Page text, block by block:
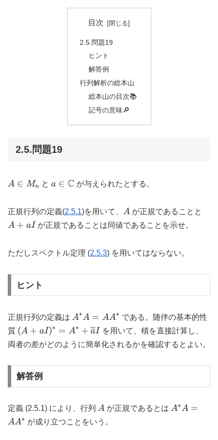
目次
2.5.問題19
ヒント
解答例
行列解析の総本山
総本山の目次📚
記号の意味🔎
2.5.問題19
A \in
A ∈ Mn と a \in
a ∈ C が与えられたとする。
正規行列の定義(2.5.1)を用いて、 A
A が正規であることと
A + aI が正規であることは同値であることを示せ。
ただしスペクトル定理 (2.5.3) を用いてはならない。
ヒント
正規行列の定義は A^{*}A
=
AA^{*}
A∗ A = A A∗ である。随伴の基本的性
質 (A+aI)^{*}=A^{*}+\overline{a}I
(A + aI)∗ = A∗ + aI を用いて、積を直接計算し、
両者の差がどのように簡単化されるかを確認するとよい。
解答例
定義 (2.5.1) により、行列 A
A が正規であるとは A^{*}A
A∗A =
AA∗ が成り立つことをいう。